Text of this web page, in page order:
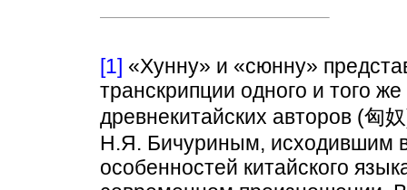
[1] «Хунну» и «сюнну»
транскрипции одного и того
древнекитайских авторов (匈
Н.Я. Бичуриным, исходившим
особенностей китайского